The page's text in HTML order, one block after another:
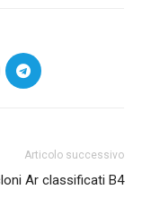
Articolo successivo
Ar classificati B4